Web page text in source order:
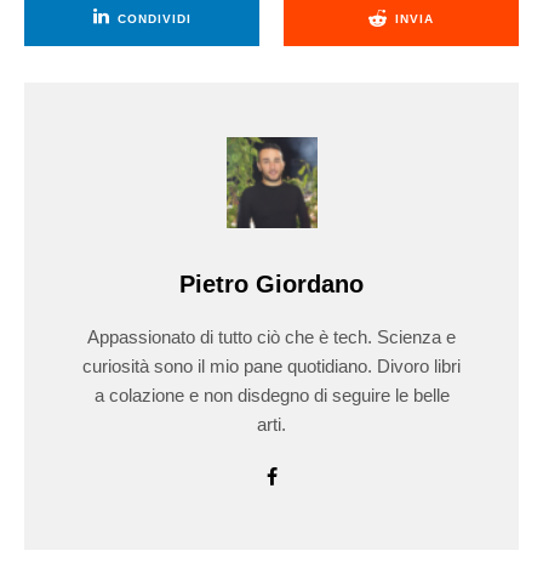
CONDIVIDI INVIA
Pietro Giordano
Appassionato di tutto ciò che è tech. Scienza e
curiosità sono il mio pane quotidiano. Divoro libri
a colazione e non disdegno di seguire le belle
arti.